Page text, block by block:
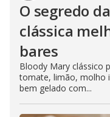
O segredo
clássica
bares
Bloody Mary clássico
tomate, limão, molho
bem gelado com...